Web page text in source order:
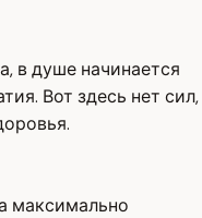
в душе начинается
Вот здесь нет сил,
максимально